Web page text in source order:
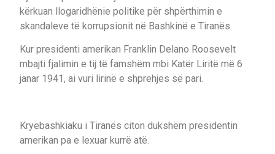
kërkuan llogaridhënie politike për shpërthimin e
skandaleve të korrupsionit në Bashkinë e Tiranës.
Kur presidenti amerikan Franklin Delano Roosevelt
mbajti fjalimin e tij të famshëm mbi Katër Liritë më 6
janar 1941, ai vuri lirinë e shprehjes së pari.
Kryebashkiaku i Tiranës citon dukshëm presidentin
amerikan pa e lexuar kurrë atë.